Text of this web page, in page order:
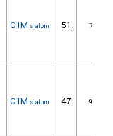
C1M slalom 51. 7/ZS
C1M slalom 47. 9/ZS